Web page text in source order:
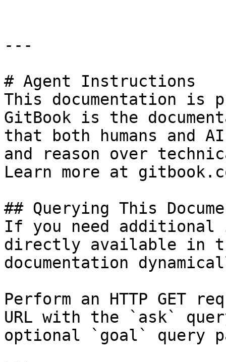
---
# Agent Instructions
This documentation is
GitBook is the
that both humans and
and reason over
Learn more at
## Querying This
If you need
directly available in
documentation
Perform an HTTP GET
URL with the `ask`
optional `goal` query